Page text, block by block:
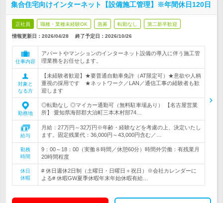
集合住宅向けインターネット【設備施工管理】※年間休日120日
正社員 職種・業種未経験OK 急募 転勤なし 第二新卒歓迎
情報更新日：2026/04/28 終了予定日： 2026/10/26
仕事内容
アパートやマンションのインターネット設備の導入に伴う施工管
理業務をお任せします。
対象と
なる方
【未経験者歓迎】★要普通自動車免許（AT限定可）★意欲や人柄
重視の採用です ★ネットワーク／LAN／通信工事の経験者も歓
迎します
勤務地
◎転勤なし ◎マイカー通勤可（無料駐車場あり） 【名古屋営業
所】 愛知県海部郡大治町三本木村部74…
給与
月給：27万円～32万円※年齢・経験などを考慮の上、決定いたし
ます。固定残業代：36,000円～43,000円含む／…
勤務
時間
9：00～18：00（実働８時間／休憩60分）時間外労働：有残業月
20時間程度
休日
休暇
# 休日週休2日制（土曜日・日曜日＋祝日）※会社カレンダーに
よる# 休暇GW夏季休暇年末年始休暇有給…